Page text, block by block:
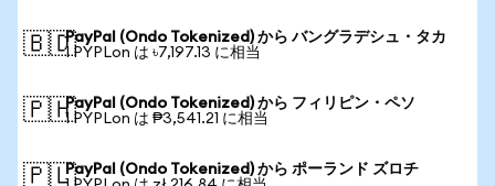
🇧🇩PayPal (Ondo Tokenized) から バングラデシュ・タカ
1 PYPLon は ৳7,197.13 に相当
🇵🇭PayPal (Ondo Tokenized) から フィリピン・ペソ
1 PYPLon は ₱3,541.21 に相当
🇵🇱PayPal (Ondo Tokenized) から ポーランド ズロチ